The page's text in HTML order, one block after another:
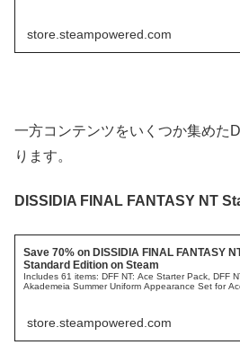
store.steampowered.com
一方コンテンツをいくつか集めた
ります。
DISSIDIA FINAL FANTASY NT
Save 70% on DISSIDIA FINAL FANTASY
Standard Edition on Steam
Includes 61 items: DFF NT: Ace Starter Pack, DFF
Akademeia Summer Uniform Appearance Set for
store.steampowered.com